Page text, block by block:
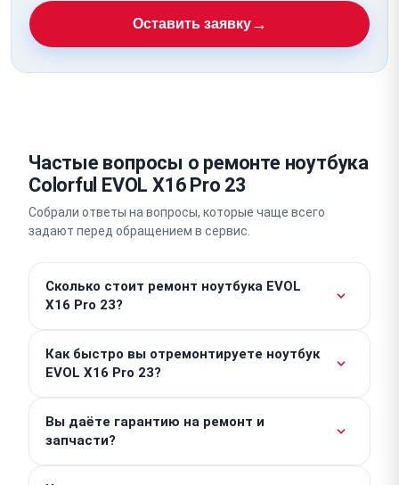
Оставить заявку→
Частые вопросы о ремонте ноутбука
Colorful EVOL X16 Pro 23
Собрали ответы на вопросы, которые чаще всего
задают перед обращением в сервис.
Сколько стоит ремонт ноутбука EVOL
X16 Pro 23?
сумма зависит от характера неисправности и
цены необходимых комплектующих. Точную
стоимость мы определяем после проведения
бесплатной диагностики. Никаких скрытых
платежей у нас нет.
Как быстро вы отремонтируете ноутбук
EVOL X16 Pro 23?
или клавиатуры, мы выполняем в день обращения
за 1–2 часа. Срок сложного компонентного
ремонта составляет 3–5 дней. Мы всегда
Вы даёте гарантию на ремонт и
запчасти?